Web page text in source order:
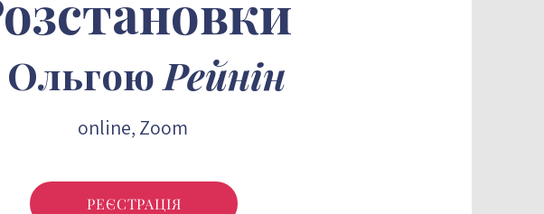
ОльгоюРейнін
online, Zoom
Розстановки онлайн та наживо
РЕЄСТРАЦІЯ